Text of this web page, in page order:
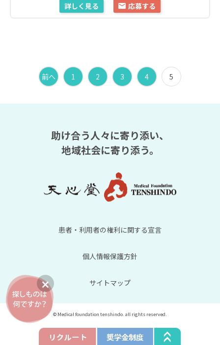
詳しく見る 応募する
前へ 1 2 3 4 5
助け合う人々に寄り添い、
地域社会に寄り添う。
患者・利用者の権利に関する宣言
個人情報保護方針
サイトマップ
© Medical foundation tenshindo. all rights reserved.